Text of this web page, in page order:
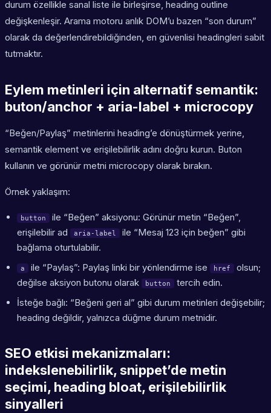
durum özellikle sanal liste ile birleşirse, heading outline
değişkenleşir. Arama motoru anlık DOM’u bazen “son durum”
olarak da değerlendirebildiğinden, en güvenlisi headingleri sabit
tutmaktır.
Eylem metinleri için alternatif semantik:
buton/anchor + aria-label + microcopy
“Beğen/Paylaş” metinlerini heading’e dönüştürmek yerine,
semantik element ve erişilebilirlik adını doğru kurun. Buton
kullanın ve görünür metni microcopy olarak bırakın.
Örnek yaklaşım:
button
ile “Beğen” aksiyonu: Görünür metin “Beğen”,
erişilebilir ad
aria-label
ile “Mesaj 123 için beğen” gibi
bağlama oturtulabilir.
a ile “Paylaş”: Paylaş linki bir yönlendirme ise href
olsun;
değilse aksiyon butonu olarak
button
tercih edin.
İsteğe bağlı: “Beğeni geri al” gibi durum metinleri değişebilir;
heading değildir, yalnızca düğme durum metnidir.
SEO etkisi mekanizmaları:
indekslenebilirlik, snippet’de metin
seçimi, heading bloat, erişilebilirlik
sinyalleri